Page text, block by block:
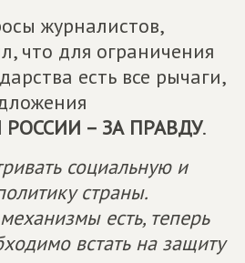
журналистов,
что для ограничения
есть все рычаги,
– ЗА ПРАВДУ.
социальную и
страны.
есть, теперь
встать на защиту